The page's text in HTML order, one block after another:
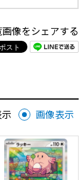
像をシェアする
画像表示